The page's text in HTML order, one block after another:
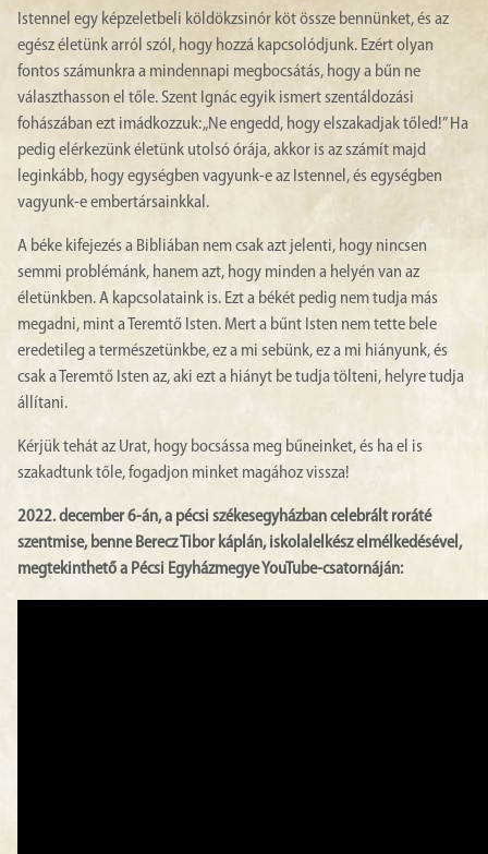
Istennel egy képzeletbeli köldökzsinór köt össze bennünket, és az
egész életünk arról szól, hogy hozzá kapcsolódjunk. Ezért olyan
fontos számunkra a mindennapi megbocsátás, hogy a bűn ne
választhasson el tőle. Szent Ignác egyik ismert szentáldozási
fohászában ezt imádkozzuk: „Ne engedd, hogy elszakadjak tőled!” Ha
pedig elérkezünk életünk utolsó órája, akkor is az számít majd
leginkább, hogy egységben vagyunk-e az Istennel, és egységben
vagyunk-e embertársainkkal.
A béke kifejezés a Bibliában nem csak azt jelenti, hogy nincsen
semmi problémánk, hanem azt, hogy minden a helyén van az
életünkben. A kapcsolataink is. Ezt a békét pedig nem tudja más
megadni, mint a Teremtő Isten. Mert a bűnt Isten nem tette bele
eredetileg a természetünkbe, ez a mi sebünk, ez a mi hiányunk, és
csak a Teremtő Isten az, aki ezt a hiányt be tudja tölteni, helyre tudja
állítani.
Kérjük tehát az Urat, hogy bocsássa meg bűneinket, és ha el is
szakadtunk tőle, fogadjon minket magához vissza!
2022. december 6-án, a pécsi székesegyházban celebrált roráté
szentmise, benne Berecz Tibor káplán, iskolalelkész elmélkedésével,
megtekinthető a Pécsi Egyházmegye YouTube-csatornáján: